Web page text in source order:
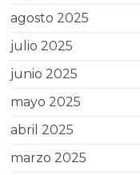
agosto 2025
julio 2025
junio 2025
mayo 2025
abril 2025
marzo 2025